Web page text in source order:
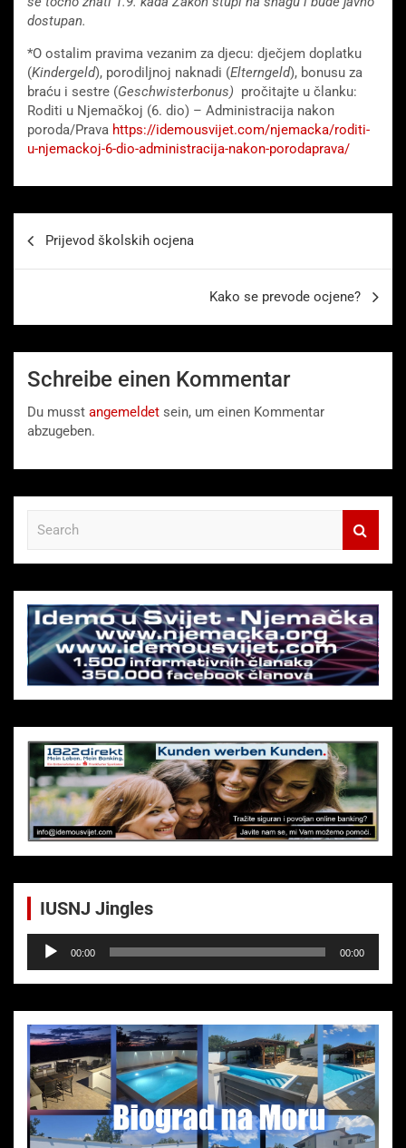
dostupan.
*O ostalim pravima vezanim za djecu: dječjem doplatku
(Kindergeld), porodiljnoj naknadi (Elterngeld), bonusu za
braću i sestre (Geschwisterbonus) pročitajte u članku:
Roditi u Njemačkoj (6. dio) – Administracija nakon
poroda/Prava https://idemousvijet.com/njemacka/roditi-
u-njemackoj-6-dio-administracija-nakon-porodaprava/
Prijevod školskih ocjena
Kako se prevode ocjene?
Schreibe einen Kommentar
Du musst angemeldet sein, um einen Kommentar
abzugeben.
c
h
IUSNJ Jingles
Audio-
Player
00:00 00:00